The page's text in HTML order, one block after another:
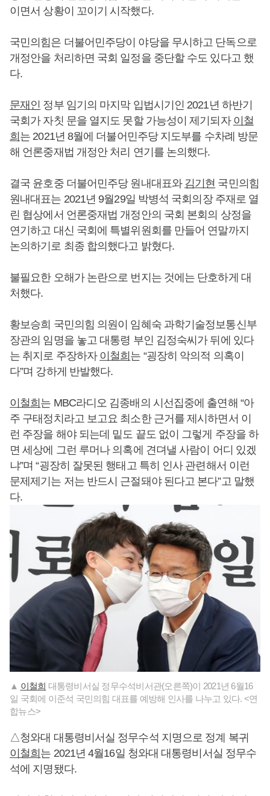
이면서 상황이 꼬이기 시작했다.
국민의힘은 더불어민주당이 야당을 무시하고 단독으로
개정안을 처리하면 국회 일정을 중단할 수도 있다고 했
다.
문재인 정부 임기의 마지막 입법시기인 2021년 하반기
국회가 자칫 문을 열지도 못할 가능성이 제기되자 이철
희 는 2021년 8월에 더불어민주당 지도부를 수차례 방문
해 언론중재법 개정안 처리 연기를 논의했다.
결국 윤호중 더불어민주당 원내대표와 김기현 국민의힘
원내대표는 2021년 9월29일 박병석 국회의장 주재로 열
린 협상에서 언론중재법 개정안의 국회 본회의 상정을
연기하고 대신 국회에 특별위원회를 만들어 연말까지
논의하기로 최종 합의했다고 밝혔다.
불필요한 오해가 논란으로 번지는 것에는 단호하게 대
처했다.
황보승희 국민의힘 의원이 임혜숙 과학기술정보통신부
장관의 임명을 놓고 대통령 부인 김정숙씨가 뒤에 있다
는 취지로 주장하자 이철희 는 “굉장히 악의적 의혹이
다”며 강하게 반발했다.
이철희 는 MBC라디오 김종배의 시선집중에 출연해 “아
주 구태정치라고 보고요 최소한 근거를 제시하면서 이
런 주장을 해야 되는데 밑도 끝도 없이 그렇게 주장을 하
면 세상에 그런 루머나 의혹에 견뎌낼 사람이 어디 있겠
냐”며 “굉장히 잘못된 행태고 특히 인사 관련해서 이런
문제제기는 저는 반드시 근절돼야 된다고 본다”고 말했
다.
▲ 이철희 대통령비서실 정무수석비서관(오른쪽)이 2021년 6월16
일 국회에 이준석 국민의힘 대표를 예방해 인사를 나누고 있다. <연
합뉴스>
△청와대 대통령비서실 정무수석 지명으로 정계 복귀
이철희 는 2021년 4월16일 청와대 대통령비서실 정무수
석에 지명됐다.